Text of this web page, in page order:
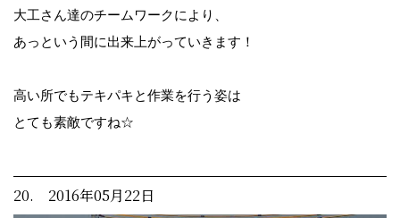
大工さん達のチームワークにより、
あっという間に出来上がっていきます！
高い所でもテキパキと作業を行う姿は
とても素敵ですね☆
20. 2016年05月22日